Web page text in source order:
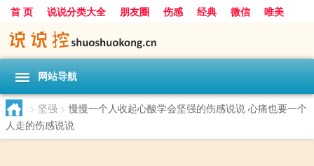
首 页 说说分类大全 朋友圈 伤感 经典 微信
唯美
励志
爱情 搞笑
网站导航
> 坚强 > 慢慢一个人收起心酸学会坚强的伤感说说 心痛也要一个
人走的伤感说说